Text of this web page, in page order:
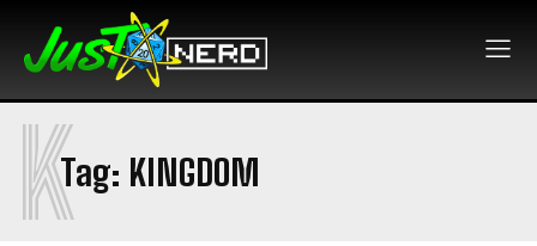
Tag: KINGDOM
K